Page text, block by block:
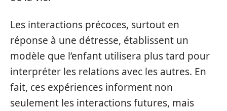
Les interactions précoces, surtout en
réponse à une détresse, établissent un
modèle que l’enfant utilisera plus tard pour
interpréter les relations avec les autres. En
fait, ces expériences informent non
seulement les interactions futures, mais